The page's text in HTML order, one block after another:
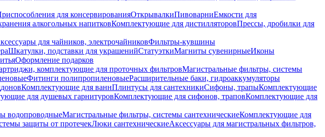
для консервированияОткрывалкиПивоварниЕмкости для
алкогольных напитковКомплектующие для дистилляторовПрессы, дробилки для
для чайников, электрочайниковФильтры-кувшины
Шкатулки, подставки для украшенийСтатуэткиМагниты сувенирныеИконы
Оформление подарков
комплектующие для проточных фильтровМагистральные фильтры, системы
Фитинги полипропиленовыеРасширительные баки, гидроаккумуляторы
Комплектующие для ваннПлинтусы для сантехникиСифоны, трапыКомплектующие
для душевых гарнитуровКомплектующие для сифонов, траповКомплектующие для
водопроводныеМагистральные фильтры, системы сантехническиеКомплектующие для
защиты от протечекЛюки сантехническиеАксессуары для магистральных фильтров,